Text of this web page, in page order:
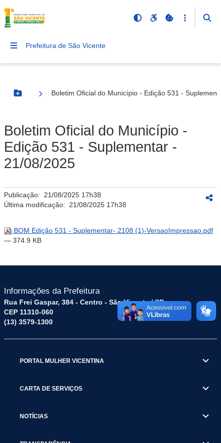
Prefeitura de São Vicente
Botão Menu
Boletim Oficial do Município - Edição 531 -
Boletim Oficial do Município -
Edição 531 - Suplementar -
21/08/2025
Publicação: 21/08/2025 17h38
Última modificação: 21/08/2025 17h38
BOM Edição 531 - Suplementar- 2108 (1)-VersaoImpressao.pdf
— 374.9 KB
Informações da Prefeitura
Rua Frei Gaspar, 384 - Centro - São Vicente / SP
CEP 11310-060
(13) 3579-1300
PORTAL MULHER VICENTINA
CARTA DE SERVIÇOS
NOTÍCIAS